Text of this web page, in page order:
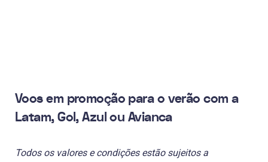
Voos em promoção para o verão com a
Latam, Gol, Azul ou Avianca
Todos os valores e condições estão sujeitos a